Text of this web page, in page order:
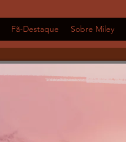
Fã-Destaque Sobre Miley